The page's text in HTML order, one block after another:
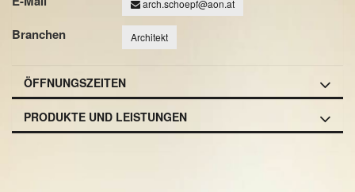
arch.schoepf@aon.at
Branchen Architekt
ÖFFNUNGSZEITEN
PRODUKTE UND LEISTUNGEN